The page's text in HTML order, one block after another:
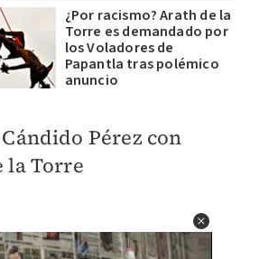
¿Por racismo? Arath de la
Torre es demandado por
los Voladores de
Papantla tras polémico
anuncio
Pérez con
la Torre